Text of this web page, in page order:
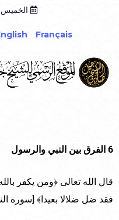
الخميس
Français
6 الفرق بين النبي والرسول
قال الله تعالى ﴿ومن يكفر
فقد ضل ضلالا بعيدا﴾ [سورة